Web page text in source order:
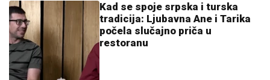
Kad se spoje srpska i turska
tradicija: Ljubavna Ane i Tarika
počela slučajno priča u
restoranu